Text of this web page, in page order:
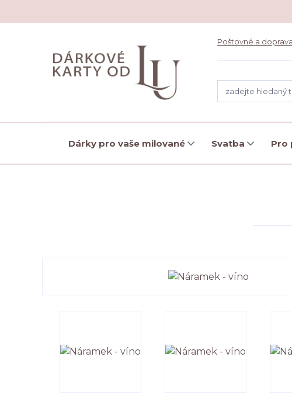
Poštovné a doprava
Dárky pro vaše milované Svatba Pro